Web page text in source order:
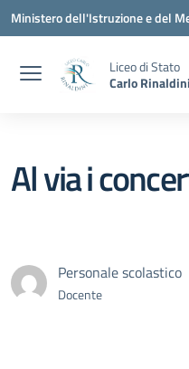
Vai ai contenuti
Vai al menu di navigazione
Vai al footer
Ministero dell'Istruzione e del
Liceo di Stato
Carlo Rinaldini
Al via i
Personale scolastico
Docente